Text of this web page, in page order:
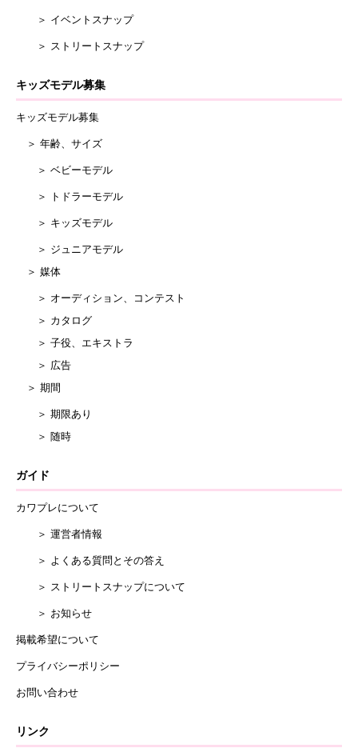
＞ イベントスナップ
＞ ストリートスナップ
キッズモデル募集
キッズモデル募集
＞ 年齢、サイズ
＞ ベビーモデル
＞ トドラーモデル
＞ キッズモデル
＞ ジュニアモデル
＞ 媒体
＞ オーディション、コンテスト
＞ カタログ
＞ 子役、エキストラ
＞ 広告
＞ 期間
＞ 期限あり
＞ 随時
ガイド
カワプレについて
＞ 運営者情報
＞ よくある質問とその答え
＞ ストリートスナップについて
＞ お知らせ
掲載希望について
プライバシーポリシー
お問い合わせ
リンク